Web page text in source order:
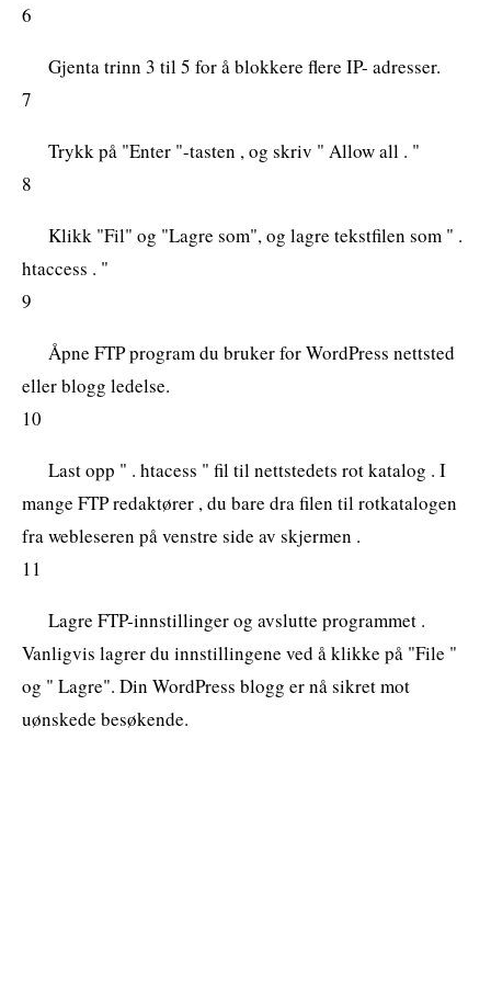
6
Gjenta trinn 3 til 5 for å blokkere flere IP- adresser.
7
Trykk på "Enter "-tasten , og skriv " Allow all . "
8
Klikk "Fil" og "Lagre som", og lagre tekstfilen som " .
htaccess . "
9
Åpne FTP program du bruker for WordPress nettsted
eller blogg ledelse.
10
Last opp " . htacess " fil til nettstedets rot katalog . I
mange FTP redaktører , du bare dra filen til rotkatalogen
fra webleseren på venstre side av skjermen .
11
Lagre FTP-innstillinger og avslutte programmet .
Vanligvis lagrer du innstillingene ved å klikke på "File "
og " Lagre". Din WordPress blogg er nå sikret mot
uønskede besøkende.